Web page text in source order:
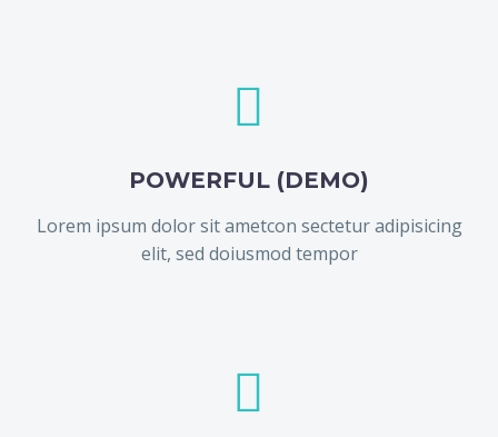


POWERFUL (DEMO)
Lorem ipsum dolor sit ametcon sectetur adipisicing
elit, sed doiusmod tempor

